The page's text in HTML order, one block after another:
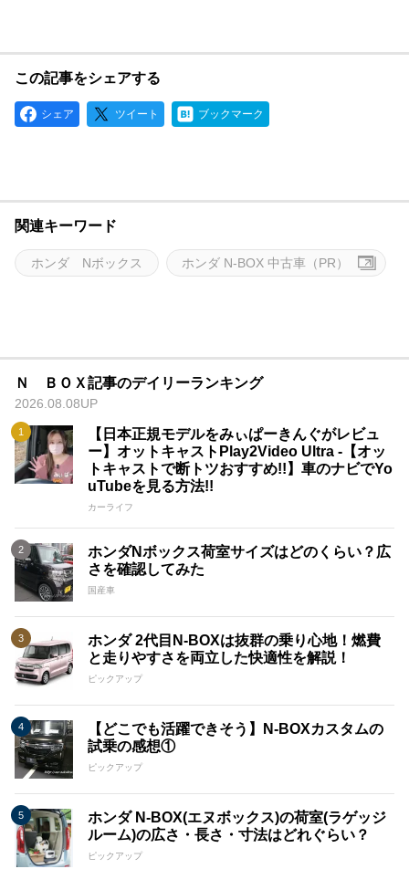
この記事をシェアする
シェア ツイート ブックマーク
関連キーワード
ホンダ Nボックス ホンダ N-BOX 中古車（PR）
Ｎ ＢＯＸ記事のデイリーランキング
2026.08.08UP
【日本正規モデルをみぃぱーきんぐがレビュ
ー】オットキャストPlay2Video Ultra -【オッ
トキャストで断トツおすすめ!!】車のナビでYo
uTubeを見る方法!!
カーライフ
ホンダNボックス荷室サイズはどのくらい？広
さを確認してみた
国産車
ホンダ 2代目N-BOXは抜群の乗り心地！燃費
と走りやすさを両立した快適性を解説！
ピックアップ
【どこでも活躍できそう】N-BOXカスタムの
試乗の感想①
ピックアップ
ホンダ N-BOX(エヌボックス)の荷室(ラゲッジ
ルーム)の広さ・長さ・寸法はどれぐらい？
ピックアップ